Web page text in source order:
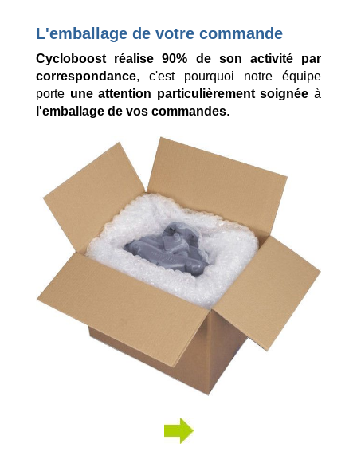
L'emballage de votre commande
Cycloboost réalise 90% de son activité par
correspondance, c'est pourquoi notre équipe
porte une attention particulièrement soignéeà
l'emballage de vos commandes.